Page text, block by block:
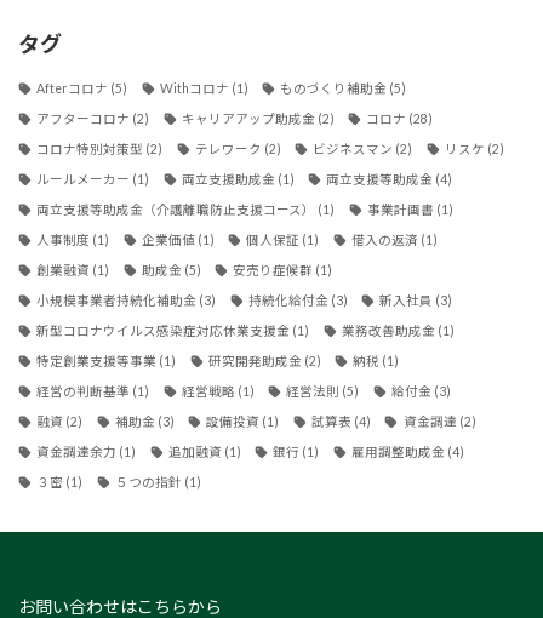
タグ
Afterコロナ (5) Withコロナ (1) ものづくり補助金 (5)
アフターコロナ (2) キャリアアップ助成金 (2) コロナ (28)
コロナ特別対策型 (2) テレワーク (2) ビジネスマン (2) リスケ (2)
ルールメーカー (1) 両立支援助成金 (1) 両立支援等助成金 (4)
両立支援等助成金（介護離職防止支援コース） (1) 事業計画書 (1)
人事制度 (1) 企業価値(1) 個人保証 (1) 借入の返済 (1)
創業融資 (1) 助成金 (5) 安売り症候群 (1)
小規模事業者持続化補助金 (3) 持続化給付金 (3) 新入社員 (3)
新型コロナウイルス感染症対応休業支援金 (1) 業務改善助成金 (1)
特定創業支援等事業 (1) 研究開発助成金 (2) 納税 (1)
経営の判断基準 (1) 経営戦略 (1) 経営法則 (5) 給付金 (3)
融資 (2) 補助金 (3) 設備投資 (1) 試算表 (4) 資金調達 (2)
資金調達余力 (1) 追加融資 (1) 銀行 (1) 雇用調整助成金 (4)
３密 (1) ５つの指針 (1)
お問い合わせはこちらから